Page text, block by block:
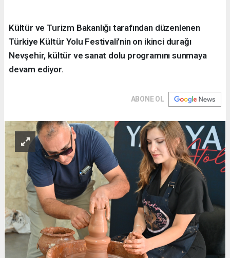
Kültür ve Turizm Bakanlığı tarafından düzenlenen
Türkiye Kültür Yolu Festivali’nin on ikinci durağı
Nevşehir, kültür ve sanat dolu programını sunmaya
devam ediyor.
ABONE OL